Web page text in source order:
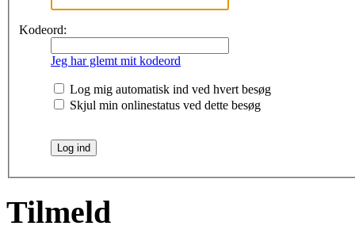
Kodeord:
Jeg har glemt mit kodeord
Log mig automatisk ind ved hvert besøg
Skjul min onlinestatus ved dette besøg
Tilmeld